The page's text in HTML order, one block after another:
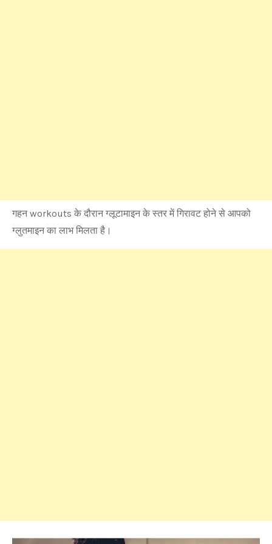
गहन workouts के दौरान ग्लूटामाइन के स्तर में गिरावट होने से आपको
ग्लुतमाइन का लाभ मिलता है।